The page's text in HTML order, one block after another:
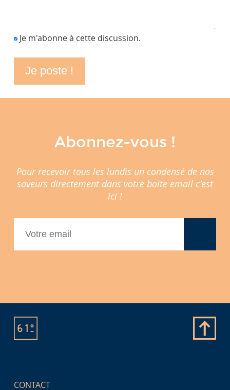
Je m'abonne à cette discussion.
Abonnez-vous !
Pour recevoir tous les lundis un condensé de nos
saveurs directement dans votre boite email c'est
ici !
CONTACT